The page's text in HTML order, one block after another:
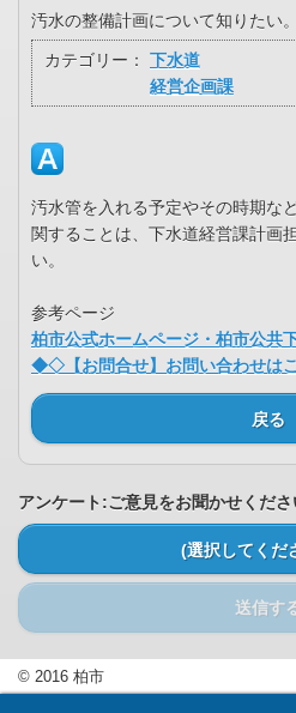
汚水の整備計画について知りたい。
カテゴリー：
下水道
経営企画課
汚水管を入れる予定やその時期な
関することは、下水道経営課計画
い。
参考ページ
柏市公式ホームページ・柏市公共
◆◇【お問合せ】お問い合わせは
戻る
アンケート:ご意見をお聞かせくださ
(選択してくだ
送信す
© 2016 柏市